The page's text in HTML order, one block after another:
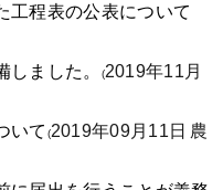
工程表の公表について
ました。 (2019年11月
いて (2019年09月11日 農